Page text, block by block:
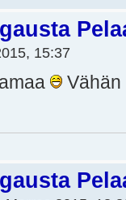
15:37
Vähän